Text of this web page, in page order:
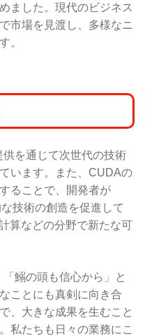
ました。現代のビジネス
市場を見渡し、多様なニ
。
を通じて次世代の技術
います。また、CUDAの
ることで、開発者が
技術の創造を促進して
算などの分野で新たな可
鰯の頭も信心から」と
ことにも真剣に向き合
、大きな成果を生むこと
私たちも日々の業務にこ